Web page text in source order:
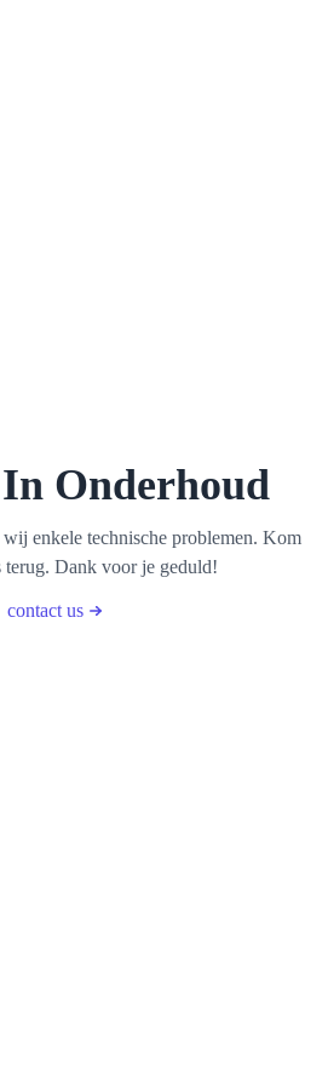
Onderhoud
enkele technische problemen. Kom
terug. Dank voor je geduld!
contact us